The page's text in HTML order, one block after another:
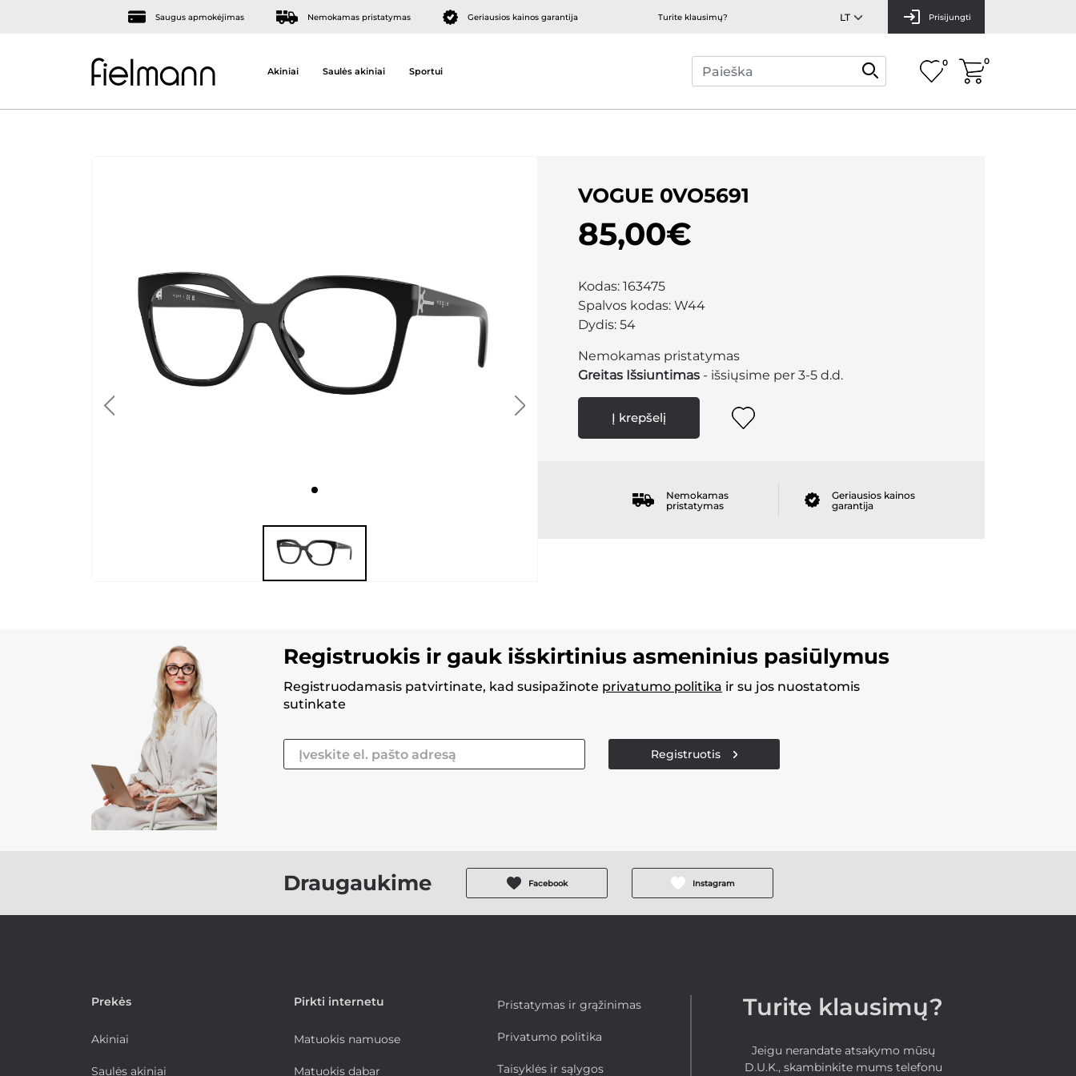
Saugus apmokėjimas Nemokamas pristatymas Geriausios kainos garantija Turite klausimų? Prisijungti
Akiniai Saulės akiniai Sportui
0 0
VOGUE 0VO5691
85,00€
Kodas: 163475
Spalvos kodas: W44
Dydis: 54
Nemokamas pristatymas
Greitas Išsiuntimas - išsiųsime per 3-5 d.d.
Į krepšelį
Nemokamas
pristatymas
Geriausios kainos
garantija
Registruokis ir gauk išskirtinius asmeninius pasiūlymus
Registruodamasis patvirtinate, kad susipažinote privatumo politika ir su jos nuostatomis
sutinkate
Registruotis
Draugaukime Facebook Instagram
Prekės
Akiniai
Saulės akiniai
Pirkti internetu
Matuokis namuose
Matuokis dabar
Pristatymas ir grąžinimas
Privatumo politika
Taisyklės ir sąlygos
Turite klausimų?
Jeigu nerandate atsakymo mūsų
D.U.K., skambinkite mums telefonu